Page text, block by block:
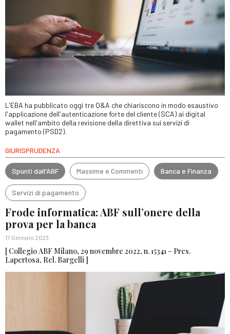
L'EBA ha pubblicato oggi tre Q&A che chiariscono in modo esaustivo
l'applicazione dell'autenticazione forte del cliente (SCA) ai digital
wallet nell'ambito della revisione della direttiva sui servizi di
pagamento (PSD2).
GIURISPRUDENZA
Spunti dall'ABF Massime e Commenti Banca e Finanza
Servizi di pagamento
Frode informatica: ABF sull’onere della
prova per la banca
17 Gennaio 2023
[ Collegio ABF Milano, 29 novembre 2022, n. 15341 – Pres.
Lapertosa, Rel. Bargelli ]